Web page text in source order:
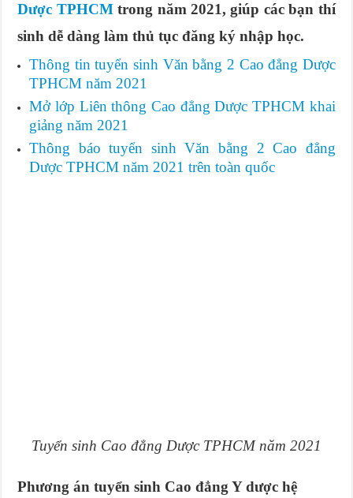
Dược TPHCMtrong năm 2021, giúp các bạn thí
sinh dễ dàng làm thủ tục đăng ký nhập học.
Thông tin tuyển sinh Văn bằng 2 Cao đẳng Dược
TPHCM năm 2021
Mở lớp Liên thông Cao đẳng Dược TPHCM khai
giảng năm 2021
Thông báo tuyển sinh Văn bằng 2 Cao đẳng
Dược TPHCM năm 2021 trên toàn quốc
Tuyển sinh Cao đẳng Dược TPHCM năm 2021
Phương án tuyển sinh Cao đẳng Y dược hệ